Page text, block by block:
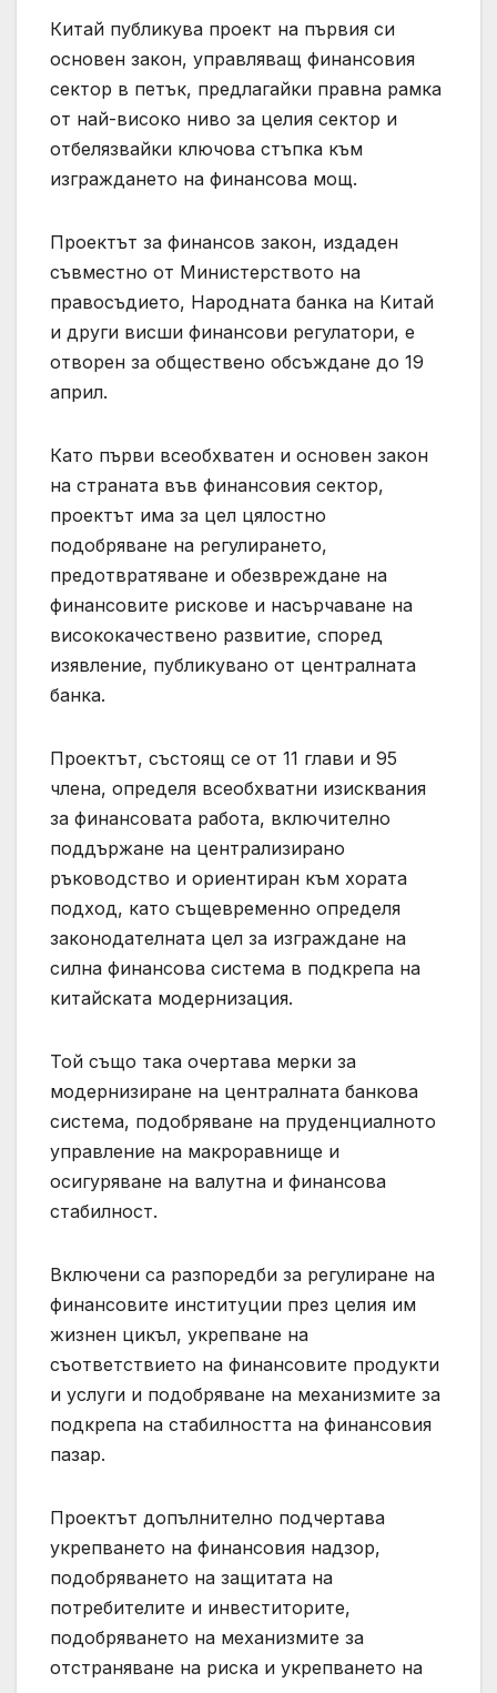
Китай публикува проект на първия си
основен закон, управляващ финансовия
сектор в петък, предлагайки правна рамка
от най-високо ниво за целия сектор и
отбелязвайки ключова стъпка към
изграждането на финансова мощ.
Проектът за финансов закон, издаден
съвместно от Министерството на
правосъдието, Народната банка на Китай
и други висши финансови регулатори, е
отворен за обществено обсъждане до 19
април.
Като първи всеобхватен и основен закон
на страната във финансовия сектор,
проектът има за цел цялостно
подобряване на регулирането,
предотвратяване и обезвреждане на
финансовите рискове и насърчаване на
висококачествено развитие, според
изявление, публикувано от централната
банка.
Проектът, състоящ се от 11 глави и 95
члена, определя всеобхватни изисквания
за финансовата работа, включително
поддържане на централизирано
ръководство и ориентиран към хората
подход, като същевременно определя
законодателната цел за изграждане на
силна финансова система в подкрепа на
китайската модернизация.
Той също така очертава мерки за
модернизиране на централната банкова
система, подобряване на пруденциалното
управление на макроравнище и
осигуряване на валутна и финансова
стабилност.
Включени са разпоредби за регулиране на
финансовите институции през целия им
жизнен цикъл, укрепване на
съответствието на финансовите продукти
и услуги и подобряване на механизмите за
подкрепа на стабилността на финансовия
пазар.
Проектът допълнително подчертава
укрепването на финансовия надзор,
подобряването на защитата на
потребителите и инвеститорите,
подобряването на механизмите за
отстраняване на риска и укрепването на